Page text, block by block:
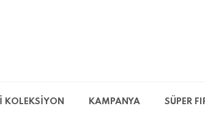
KOLEKSİYON KAMPANYA SÜPER